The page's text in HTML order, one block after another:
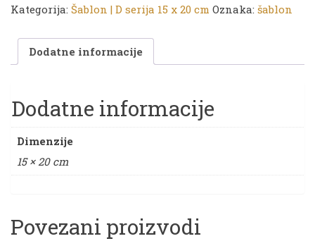
serija
15
20
D
1023
količina
Kategorija: Šablon | D serija 15 x 20 cm Oznaka: šablon
Dodatne informacije
Dodatne informacije
Dimenzije
15 × 20 cm
Povezani proizvodi